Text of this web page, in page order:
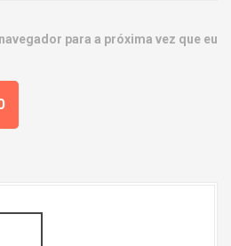
para a próxima vez que eu